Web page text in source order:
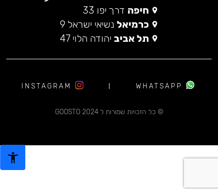
חיפה דרך יפו 33
כרמיאל נשיאי ישראל 9
תל אביב יהודה הלוי 47
© כל הזכויות שמורות ל 2024 GOOSTO
WHATSAPP
INSTAGRAM